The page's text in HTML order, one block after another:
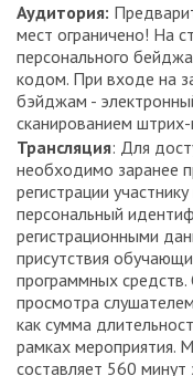
Аудитория:
мест ограничено! На
персонального
кодом. При входе на
бэйджам -
сканированием
Трансляция: Для
необходимо заранее
регистрации
персональный
регистрационными
присутствия
программных
просмотра
как сумма
рамках мероприятия.
составляет 560